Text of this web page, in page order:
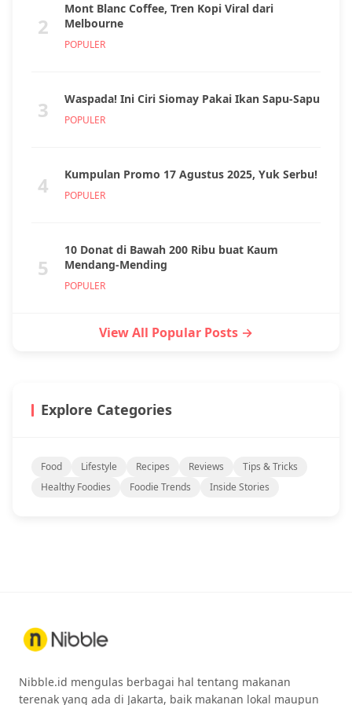
2
Mont Blanc Coffee, Tren Kopi Viral dari
Melbourne
POPULER
3 Waspada! Ini Ciri Siomay Pakai Ikan Sapu-Sapu
POPULER
4 Kumpulan Promo 17 Agustus 2025, Yuk Serbu!
POPULER
5
10 Donat di Bawah 200 Ribu buat Kaum
Mendang-Mending
POPULER
View All Popular Posts →
Explore Categories
Food Lifestyle Recipes Reviews
Tips & Tricks
Healthy Foodies
Foodie Trends Inside Stories
Nibble.id mengulas berbagai hal tentang makanan
terenak yang ada di Jakarta, baik makanan lokal maupun